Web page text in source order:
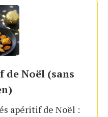
Noël (sans
apéritif de Noël :